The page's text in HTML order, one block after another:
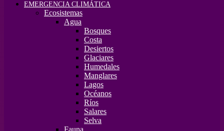
EMERGENCIA CLIMÁTICA
Ecosistemas
Agua
Bosques
Costa
Desiertos
Glaciares
Humedales
Manglares
Lagos
Océanos
Ríos
Salares
Selva
Fauna